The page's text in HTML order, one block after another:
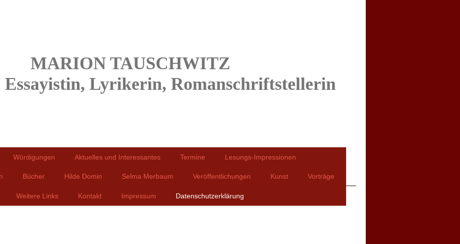
MARION TAUSCHWITZ
Lyrikerin, Romanschriftstellerin
Würdigungen Aktuelles und Interessantes Termine Lesungs-Impressionen
Bücher Hilde Domin Selma Merbaum Veröffentlichungen Kunst Vorträge
Weitere Links Kontakt Impressum Datenschutzerklärung